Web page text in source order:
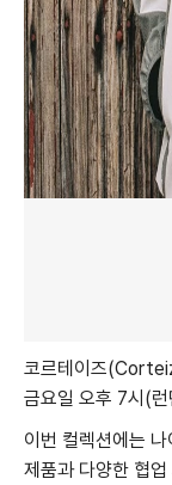
코르테이즈
금요일 오후 7시(
이번 컬렉션에는
제품과 다양한 협